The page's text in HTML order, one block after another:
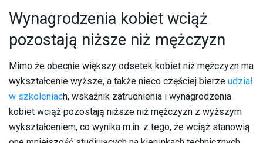
Wynagrodzenia kobiet wciąż
pozostają niższe niż mężczyzn
Mimo że obecnie większy odsetek kobiet niż mężczyzn ma
wykształcenie wyższe, a także nieco częściej bierze udział
w szkoleniach, wskaźnik zatrudnienia i wynagrodzenia
kobiet wciąż pozostają niższe niż mężczyzn z wyższym
wykształceniem, co wynika m.in. z tego, że wciąż stanowią